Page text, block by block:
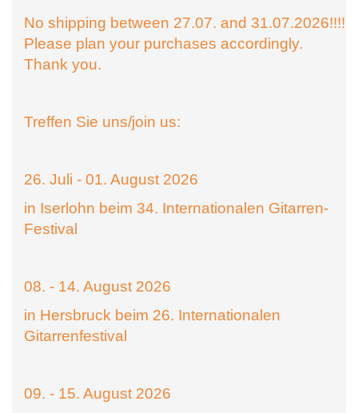
No shipping between 27.07. and 31.07.2026!!!!
Please plan your purchases accordingly.
Thank you.
Treffen Sie uns/join us:
26. Juli - 01. August 2026
in Iserlohn beim 34. Internationalen Gitarren-
Festival
08. - 14. August 2026
in Hersbruck beim 26. Internationalen
Gitarrenfestival
09. - 15. August 2026